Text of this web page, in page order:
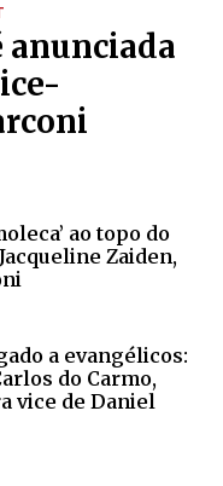
anunciada
ao topo do
Zaiden,
a evangélicos:
do Carmo,
vice de Daniel